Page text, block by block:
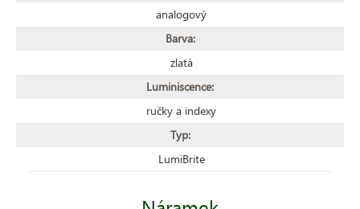
analogový
Barva:
zlatá
Luminiscence:
ručky a indexy
Typ:
LumiBrite